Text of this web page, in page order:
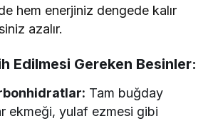
hem enerjiniz dengede kalır
azalır.
Edilmesi Gereken Besinler:
Tam buğday
ekmeği, yulaf ezmesi gibi